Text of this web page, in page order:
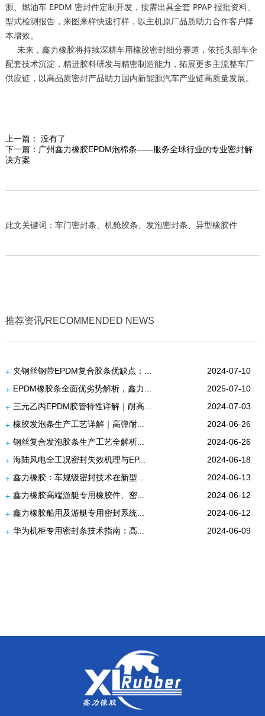
源、燃油车 EPDM 密封件定制开发，按需出具全套 PPAP 报批资料、
型式检测报告，来图来样快速打样，以主机原厂品质助力合作客户降
本增效。
未来，鑫力橡胶将持续深耕车用橡胶密封细分赛道，依托头部车企
配套技术沉淀，精进胶料研发与精密制造能力，拓展更多主流整车厂
供应链，以高品质密封产品助力国内新能源汽车产业链高质量发展。
上一篇：
没有了
下一篇： 广州鑫力橡胶EPDM泡棉条——服务全球行业的专业密封解
决方案
此文关键词：车门密封条、机舱胶条、发泡密封条、异型橡胶件
推荐资讯/RECOMMENDED NEWS
+ 夹钢丝钢带EPDM复合胶条优缺点：...
2024-07-10
+ EPDM橡胶条全面优劣势解析，鑫力...
2025-07-10
+ 三元乙丙EPDM胶管特性详解｜耐高...
2024-07-03
+ 橡胶发泡条生产工艺详解｜高弹耐...
2024-06-26
+ 钢丝复合发泡胶条生产工艺全解析...
2024-06-26
+ 海陆风电全工况密封失效机理与EP...
2024-06-18
+ 鑫力橡胶：车规级密封技术在新型...
2024-06-13
+ 鑫力橡胶高端游艇专用橡胶件、密...
2024-06-12
+ 鑫力橡胶船用及游艇专用密封系统...
2024-06-12
+ 华为机柜专用密封条技术指南：高... 2024-06-09